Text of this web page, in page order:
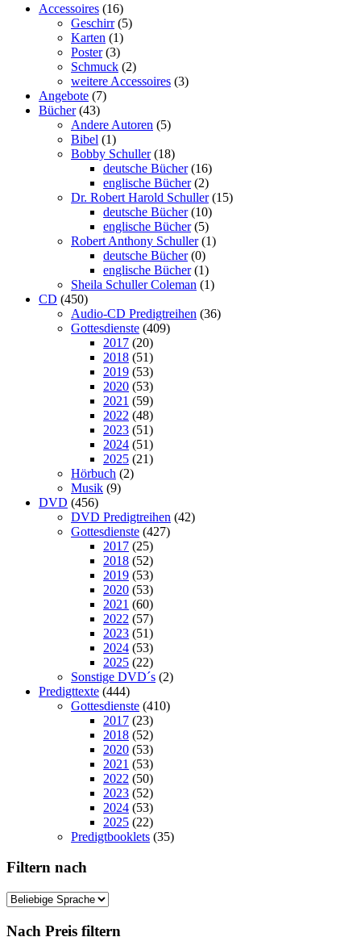
Accessoires (16)
Geschirr (5)
Karten (1)
Poster (3)
Schmuck (2)
weitere Accessoires (3)
Angebote (7)
Bücher (43)
Andere Autoren (5)
Bibel (1)
Bobby Schuller (18)
deutsche Bücher (16)
englische Bücher (2)
Dr. Robert Harold Schuller (15)
deutsche Bücher (10)
englische Bücher (5)
Robert Anthony Schuller (1)
deutsche Bücher (0)
englische Bücher (1)
Sheila Schuller Coleman (1)
CD (450)
Audio-CD Predigtreihen (36)
Gottesdienste (409)
2017 (20)
2018 (51)
2019 (53)
2020 (53)
2021 (59)
2022 (48)
2023 (51)
2024 (51)
2025 (21)
Hörbuch (2)
Musik (9)
DVD (456)
DVD Predigtreihen (42)
Gottesdienste (427)
2017 (25)
2018 (52)
2019 (53)
2020 (53)
2021 (60)
2022 (57)
2023 (51)
2024 (53)
2025 (22)
Sonstige DVD´s (2)
Predigttexte (444)
Gottesdienste (410)
2017 (23)
2018 (52)
2020 (53)
2021 (53)
2022 (50)
2023 (52)
2024 (53)
2025 (22)
Predigtbooklets (35)
Filtern nach
Nach Preis filtern